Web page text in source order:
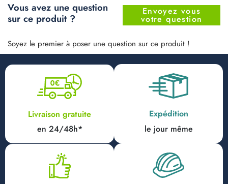
Vous avez une question
sur ce produit ?
Envoyez vous
votre question
Soyez le premier à poser une question sur ce produit !
Livraison gratuite
en 24/48h*
Expédition
le jour même